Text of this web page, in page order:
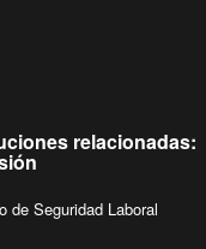
relacionadas:
de Seguridad Laboral